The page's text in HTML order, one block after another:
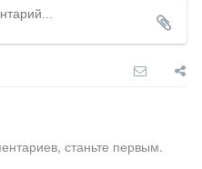
станьте первым.